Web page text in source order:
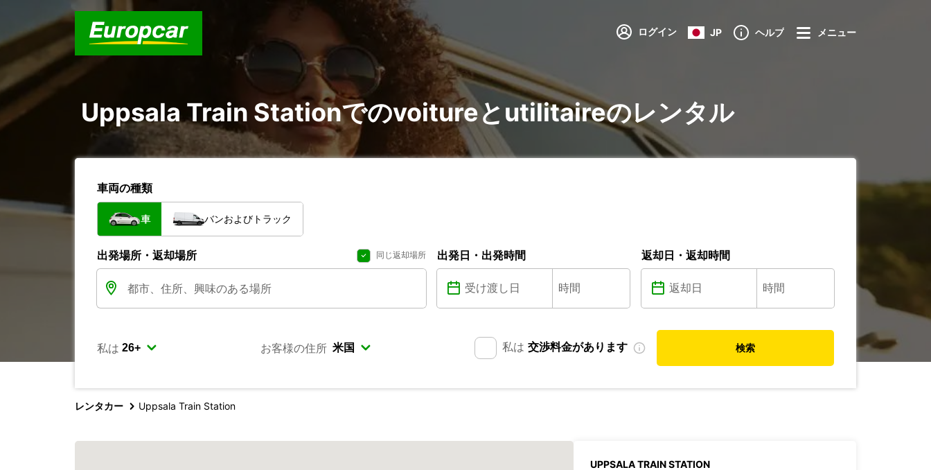
ログイン JP ヘルプ メニュー
Uppsala Train Stationでのvoitureとutilitaireのレンタル
車両の種類
車 バンおよびトラック
出発場所・返却場所 同じ返却場所 出発日・出発時間 返却日・返却時間
私は お客様の住所 私は 交渉料金があります 検索
レンタカー Uppsala Train Station
UPPSALA TRAIN STATION